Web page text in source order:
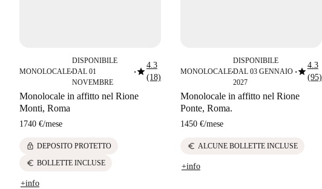
MONOLOCALE■
DISPONIBILE
DAL 01
NOVEMBRE
■star4.3
(18)
Monolocale in affitto nel Rione
Monti, Roma
1740 €/mese
lock DEPOSITO PROTETTO
euro BOLLETTE INCLUSE
+info
MONOLOCALE■
DISPONIBILE
DAL 03 GENNAIO
2027
■star4.3
(95)
Monolocale in affitto nel Rione
Ponte, Roma.
1450 €/mese
euro ALCUNE BOLLETTE INCLUSE
+info